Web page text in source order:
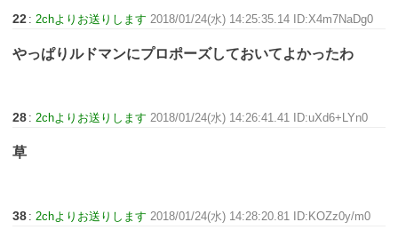
22 :2chよりお送りします 2018/01/24(水) 14:25:35.14 ID:X4m7NaDg0
やっぱりルドマンにプロポーズしておいてよかったわ
28 :2chよりお送りします 2018/01/24(水) 14:26:41.41 ID:uXd6+LYn0
草
38 :2chよりお送りします 2018/01/24(水) 14:28:20.81 ID:KOZz0y/m0